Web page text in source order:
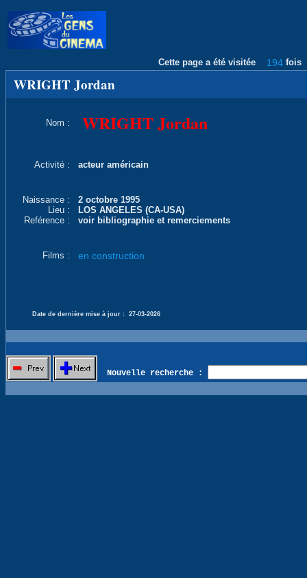
Cette page a été visitée 194 fois
WRIGHT Jordan
Nom : WRIGHT Jordan
Activité : acteur américain
Naissance :
2 octobre 1995
Lieu :
LOS ANGELES (CA-USA)
Reférence :
voir bibliographie et remerciements
Films : en construction
Date de dernière mise à jour : 27-03-2026
Nouvelle recherche :